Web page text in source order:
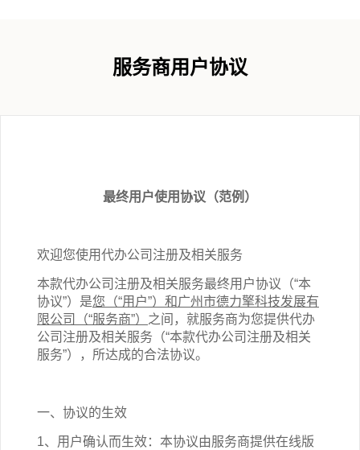
服务商用户协议
最终用户使用协议（范例）
欢迎您使用代办公司注册及相关服务
本款代办公司注册及相关服务最终用户协议（“本
协议”）是您（“用户”）和广州市德力擎科技发展有
限公司（“服务商”） 之间，就服务商为您提供代办
公司注册及相关服务（“本款代办公司注册及相关
服务”），所达成的合法协议。
一、协议的生效
1、用户确认而生效：本协议由服务商提供在线版